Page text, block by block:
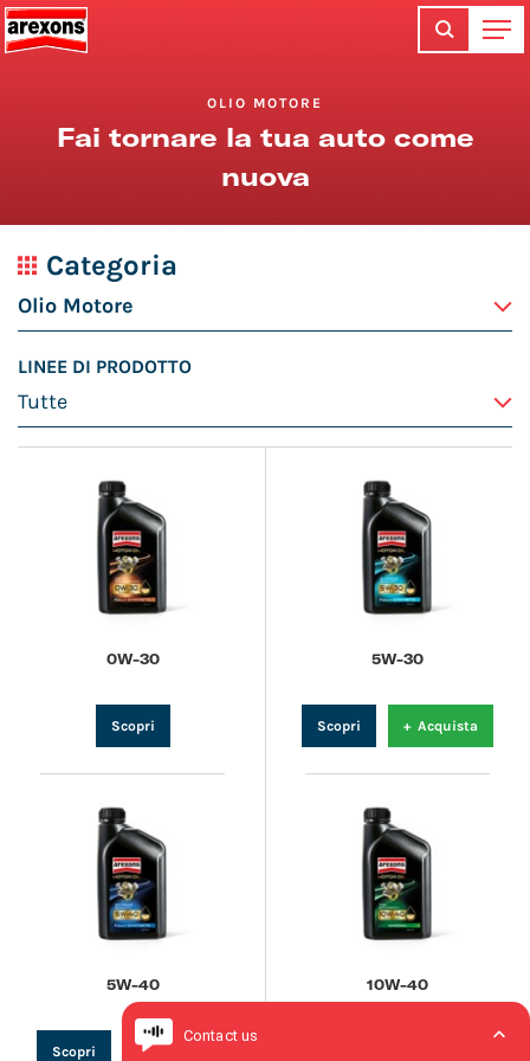
OLIO MOTORE
Fai tornare la tua auto come
nuova
Categoria
LINEE DI PRODOTTO
0W-30
Scopri
5W-30
Scopri + Acquista
5W-40
Scopri +
10W-40